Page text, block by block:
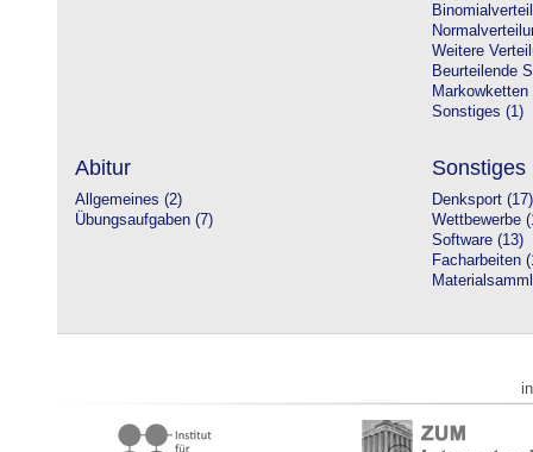
Weitere
Beurteilende
Markowketten
Sonstiges (1)
Abitur
Allgemeines (2)
Übungsaufgaben (7)
Sonstiges
Denksport (17)
Wettbewerbe
Software (13)
Facharbeiten